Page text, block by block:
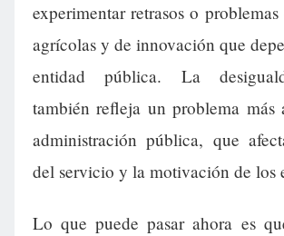
experimentar retrasos o
agrícolas y de innovación que
entidad pública. La
también refleja un problema
administración pública, que
del servicio y la motivación de los
Lo que puede pasar ahora es